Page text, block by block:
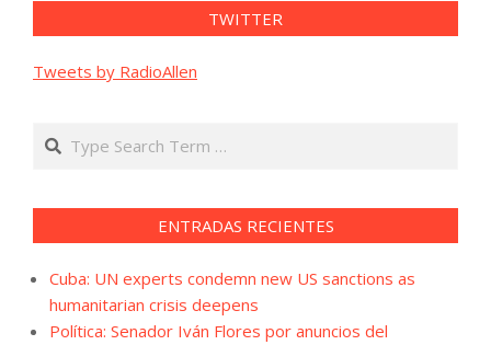
TWITTER
Tweets by RadioAllen
Search
ENTRADAS RECIENTES
Cuba: UN experts condemn new US sanctions as
humanitarian crisis deepens
Política: Senador Iván Flores por anuncios del